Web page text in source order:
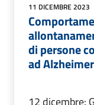
11 DICEMBRE 2023
di persone
ad
12 dicembre: